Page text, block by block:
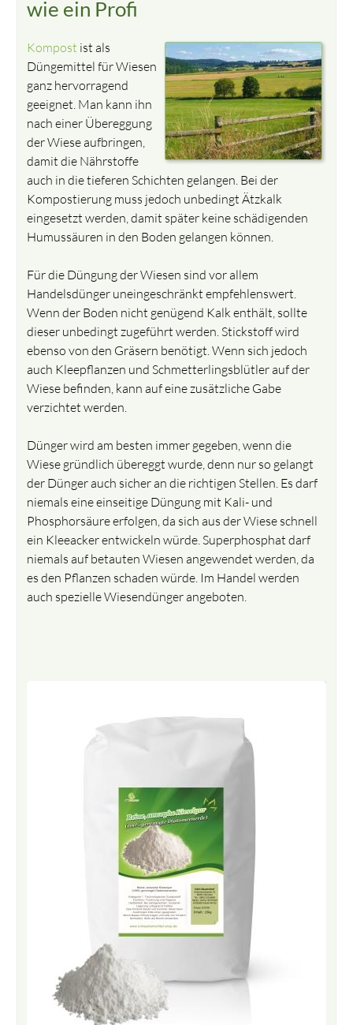
wie ein Profi
Kompost ist als
Düngemittel für Wiesen
ganz hervorragend
geeignet. Man kann ihn
nach einer Übereggung
der Wiese aufbringen,
damit die Nährstoffe
auch in die tieferen Schichten gelangen. Bei der
Kompostierung muss jedoch unbedingt Ätzkalk
eingesetzt werden, damit später keine schädigenden
Humussäuren in den Boden gelangen können.
Für die Düngung der Wiesen sind vor allem
Handelsdünger uneingeschränkt empfehlenswert.
Wenn der Boden nicht genügend Kalk enthält, sollte
dieser unbedingt zugeführt werden. Stickstoff wird
ebenso von den Gräsern benötigt. Wenn sich jedoch
auch Kleepflanzen und Schmetterlingsblütler auf der
Wiese befinden, kann auf eine zusätzliche Gabe
verzichtet werden.
Dünger wird am besten immer gegeben, wenn die
Wiese gründlich übereggt wurde, denn nur so gelangt
der Dünger auch sicher an die richtigen Stellen. Es darf
niemals eine einseitige Düngung mit Kali- und
Phosphorsäure erfolgen, da sich aus der Wiese schnell
ein Kleeacker entwickeln würde. Superphosphat darf
niemals auf betauten Wiesen angewendet werden, da
es den Pflanzen schaden würde. Im Handel werden
auch spezielle Wiesendünger angeboten.